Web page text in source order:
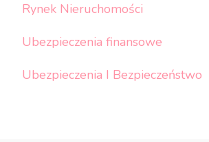
Rynek Nieruchomości
Ubezpieczenia finansowe
Ubezpieczenia I Bezpieczeństwo